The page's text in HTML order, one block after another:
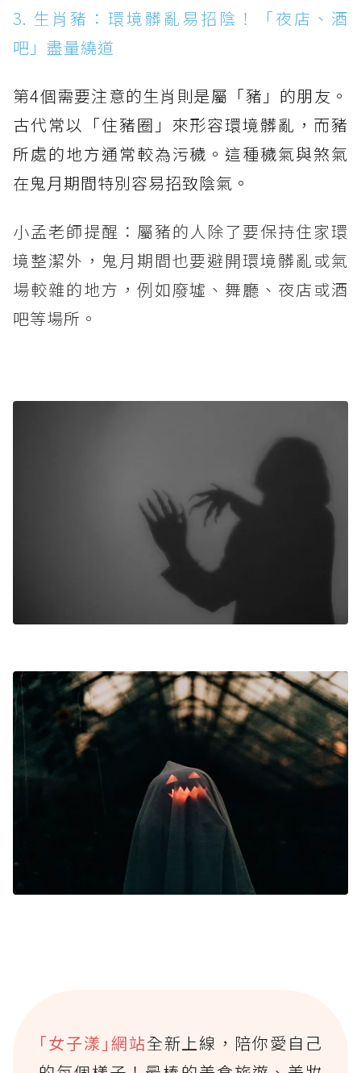
3. 生肖豬：環境髒亂易招陰！「夜店、酒
吧」盡量繞道
第4個需要注意的生肖則是屬「豬」的朋友。
古代常以「住豬圈」來形容環境髒亂，而豬
所處的地方通常較為污穢。這種穢氣與煞氣
在鬼月期間特別容易招致陰氣。
小孟老師提醒：屬豬的人除了要保持住家環
境整潔外，鬼月期間也要避開環境髒亂或氣
場較雜的地方，例如廢墟、舞廳、夜店或酒
吧等場所。
｢女子漾｣網站全新上線，陪你愛自己